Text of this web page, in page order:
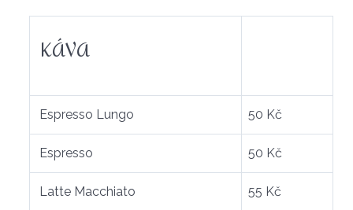
KÁVA
Espresso Lungo 50 Kč
Espresso 50 Kč
Latte Macchiato 55 Kč